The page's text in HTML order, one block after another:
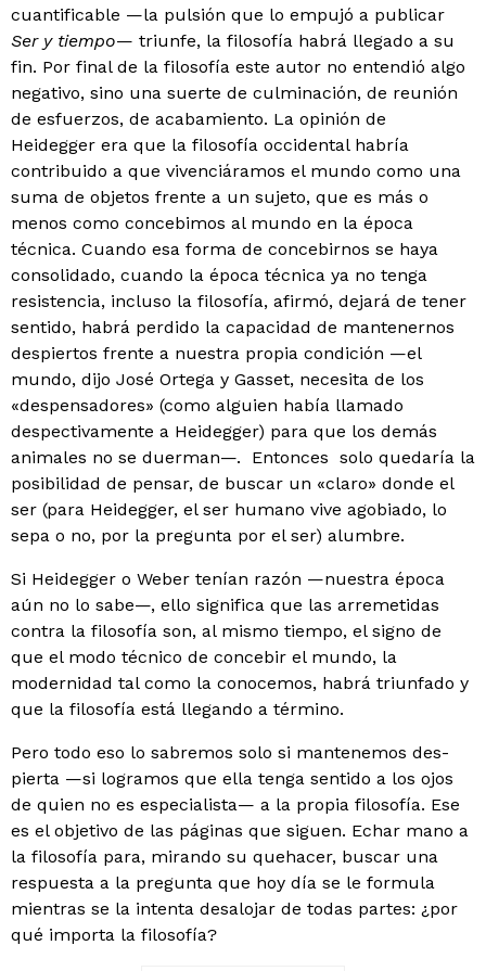
cuantificable —la pulsión que lo empujó a publicar
Ser y tiempo— triunfe, la filosofía habrá llegado a su
fin. Por final de la filosofía este autor no entendió algo
negativo, sino una suerte de culminación, de reunión
de esfuerzos, de acabamiento. La opinión de
Heidegger era que la filosofía occidental habría
contribuido a que vivenciáramos el mundo como una
suma de objetos frente a un sujeto, que es más o
menos como concebimos al mundo en la época
técnica. Cuando esa forma de concebirnos se haya
consolidado, cuando la época técnica ya no tenga
resistencia, incluso la filosofía, afirmó, dejará de tener
sentido, habrá perdido la capacidad de mantenernos
despiertos frente a nuestra propia condición —el
mundo, dijo José Ortega y Gasset, necesita de los
«despensadores» (como alguien había llamado
despectivamente a Heidegger) para que los demás
animales no se duerman—. Entonces solo quedaría la
posibilidad de pensar, de buscar un «claro» donde el
ser (para Heidegger, el ser humano vive agobiado, lo
sepa o no, por la pregunta por el ser) alumbre.
Si Heidegger o Weber tenían razón —nuestra época
aún no lo sabe—, ello significa que las arremetidas
contra la filosofía son, al mismo tiempo, el signo de
que el modo técnico de concebir el mundo, la
modernidad tal como la conocemos, habrá triunfado y
que la filosofía está llegan­do a término.
Pero todo eso lo sabremos solo si mantenemos des­
pierta —si logramos que ella tenga sentido a los ojos
de quien no es especialista— a la propia filosofía. Ese
es el objetivo de las páginas que siguen. Echar mano a
la filo­sofía para, mirando su quehacer, buscar una
respuesta a la pregunta que hoy día se le formula
mientras se la intenta desalojar de todas partes: ¿por
qué importa la filosofía?